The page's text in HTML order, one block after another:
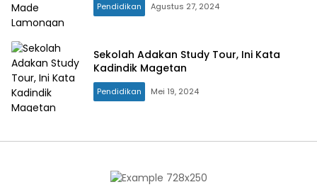
Pendidikan Agustus 27, 2024
Sekolah Adakan Study Tour, Ini Kata
Kadindik Magetan
Pendidikan Mei 19, 2024